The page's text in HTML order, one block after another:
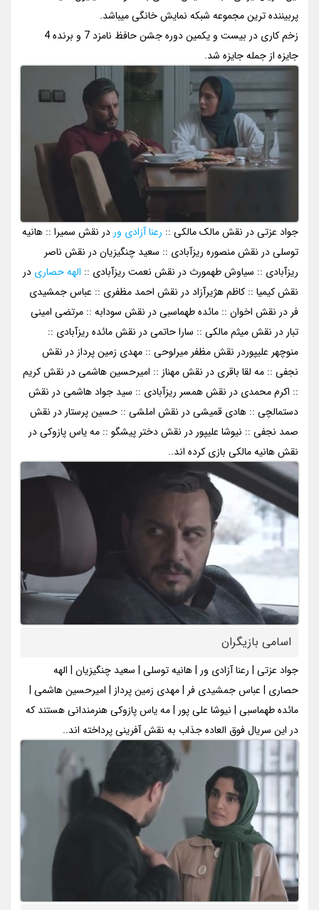
پربیننده ترین مجموعه شبکه نمایش خانگی میباشد.
زخم کاری در بیست و یکمین دوره جشن حافظ نامزد 7 و برنده 4
جایزه از جمله جایزه شد.
جواد عزتی در نقش مالک مالکی :: رعنا آزادی ور در نقش سمیرا :: هانیه
توسلی در نقش منصوره ریزآبادی :: سعید چنگیزیان در نقش ناصر
ریزآبادی :: سیاوش طهمورث در نقش نعمت ریزآبادی :: الهه حصاری در
نقش کیمیا :: کاظم هژیرآزاد در نقش احمد مظفری :: عباس جمشیدی
فر در نقش اخوان :: مائده طهماسبی در نقش سودابه :: مرتضی امینی
تبار در نقش میثم مالکی :: سارا حاتمی در نقش مائده ریزآبادی ::
منوچهر علیپوردر نقش مظفر میرلوحی :: مهدی زمین پرداز در نقش
نجفی :: مه لقا باقری در نقش مهناز :: امیرحسین هاشمی در نقش کریم
:: اکرم محمدی در نقش همسر ریزآبادی :: سید جواد هاشمی در نقش
دستمالچی :: هادی قمیشی در نقش املشی :: حسین پرستار در نقش
صمد نجفی :: نیوشا علیپور در نقش دختر پیشگو :: مه یاس پازوکی در
نقش هانیه مالکی بازی کرده اند..
اسامی بازیگران
جواد عزتی | رعنا آزادی ور | هانیه توسلی | سعید چنگیزیان | الهه
حصاری | عباس جمشیدی فر | مهدی زمین پرداز | امیرحسین هاشمی |
مائده طهماسبی | نیوشا علی پور | مه یاس پازوکی هنرمندانی هستند که
در این سریال فوق العاده جذاب به نقش آفرینی پرداخته اند..